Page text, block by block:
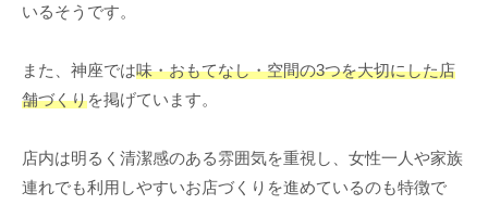
いるそうです。
また、神座では味・おもてなし・空間の3つを大切にした店
舗づくりを掲げています。
店内は明るく清潔感のある雰囲気を重視し、女性一人や家族
連れでも利用しやすいお店づくりを進めているのも特徴で